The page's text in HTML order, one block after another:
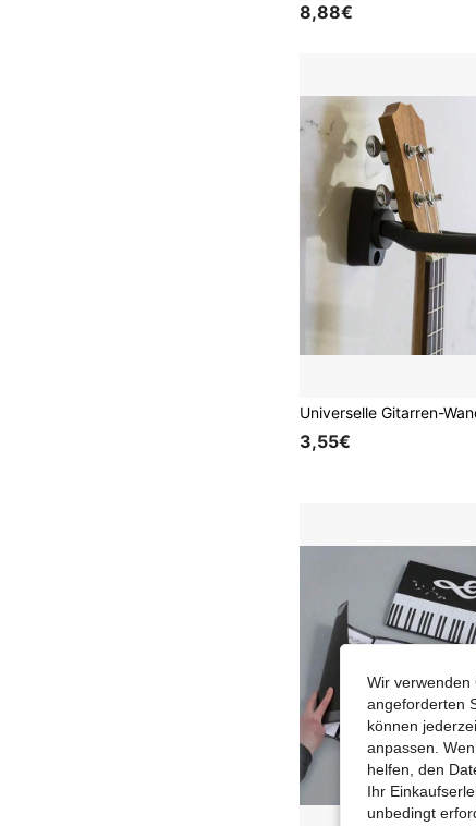
8,88€
3,55€
Wir verwenden
angeforderten
können
anpassen.
helfen, den
Ihr
unbedingt